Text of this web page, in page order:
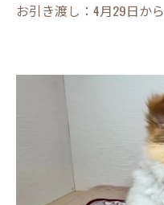
お引き渡し：4月29日から